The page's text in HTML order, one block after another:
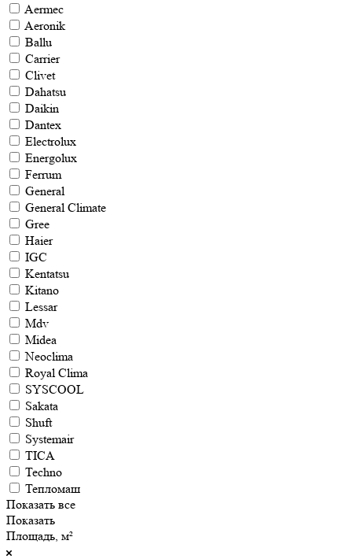
Aermec
Aeronik
Ballu
Carrier
Clivet
Dahatsu
Daikin
Dantex
Electrolux
Energolux
Ferrum
General
General Climate
Gree
Haier
IGC
Kentatsu
Kitano
Lessar
Mdv
Midea
Neoclima
Royal Clima
SYSCOOL
Sakata
Shuft
Systemair
TICA
Techno
Тепломаш
Показать все
Показать
Площадь, м²